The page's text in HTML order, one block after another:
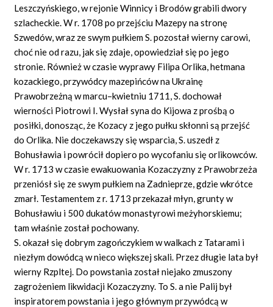
Leszczyńskiego, w rejonie Winnicy i Brodów grabili dwory
szlacheckie. W r. 1708 po przejściu Mazepy na stronę
Szwedów, wraz ze swym pułkiem S. pozostał wierny carowi,
choć nie od razu, jak się zdaje, opowiedział się po jego
stronie. Również w czasie wyprawy Filipa Orlika, hetmana
kozackiego, przywódcy mazepińców na Ukrainę
Prawobrzeżną w marcu–kwietniu 1711, S. dochował
wierności Piotrowi I. Wysłał syna do Kijowa z prośbą o
posiłki, donosząc, że Kozacy z jego pułku skłonni są przejść
do Orlika. Nie doczekawszy się wsparcia, S. uszedł z
Bohusławia i powrócił dopiero po wycofaniu się orlikowców.
W r. 1713 w czasie ewakuowania Kozaczyzny z Prawobrzeża
przeniósł się ze swym pułkiem na Zadnieprze, gdzie wkrótce
zmarł. Testamentem z r. 1713 przekazał młyn, grunty w
Bohusławiu i 500 dukatów monastyrowi meżyhorskiemu;
tam właśnie został pochowany.
S. okazał się dobrym zagończykiem w walkach z Tatarami i
niezłym dowódcą w nieco większej skali. Przez długie lata był
wierny Rzpltej. Do powstania został niejako zmuszony
zagrożeniem likwidacji Kozaczyzny. To S. a nie Palij był
inspiratorem powstania i jego głównym przywódcą w